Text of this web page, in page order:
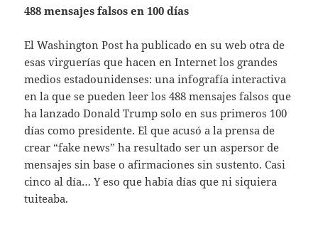
488 mensajes falsos en 100 días
El Washington Post ha publicado en su web otra de
esas virguerías que hacen en Internet los grandes
medios estadounidenses: una infografía interactiva
en la que se pueden leer los 488 mensajes falsos que
ha lanzado Donald Trump solo en sus primeros 100
días como presidente. El que acusó a la prensa de
crear “fake news” ha resultado ser un aspersor de
mensajes sin base o afirmaciones sin sustento. Casi
cinco al día… Y eso que había días que ni siquiera
tuiteaba.